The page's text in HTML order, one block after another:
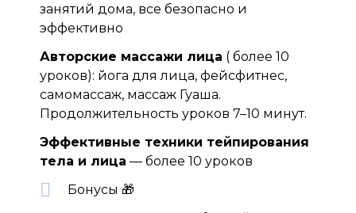
занятий дома, все безопасно и
эффективно
Авторские массажи лица ( более 10
уроков): йога для лица, фейсфитнес,
самомассаж, массаж Гуаша.
Продолжительность уроков 7–10 минут.
Эффективные техники тейпирования
тела и лица — более 10 уроков
Бонусы 🎁